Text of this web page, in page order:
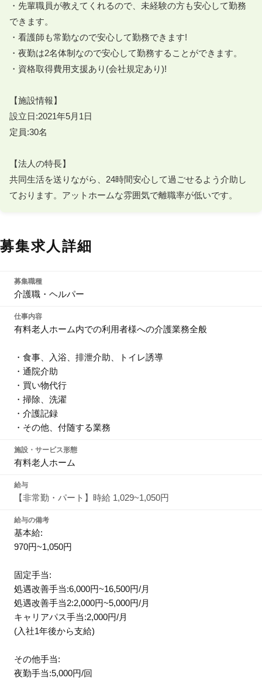
・先輩職員が教えてくれるので、未経験の方も安心して勤務
できます。
・看護師も常勤なので安心して勤務できます!
・夜勤は2名体制なので安心して勤務することができます。
・資格取得費用支援あり(会社規定あり)!
【施設情報】
設立日:2021年5月1日
定員:30名
【法人の特長】
共同生活を送りながら、24時間安心して過ごせるよう介助し
ております。アットホームな雰囲気で離職率が低いです。
募集求人詳細
募集職種
介護職・ヘルパー
仕事内容
有料老人ホーム内での利用者様への介護業務全般
・食事、入浴、排泄介助、トイレ誘導
・通院介助
・買い物代行
・掃除、洗濯
・介護記録
・その他、付随する業務
施設・サービス形態
有料老人ホーム
給与
【非常勤・パート】時給 1,029~1,050円
給与の備考
基本給:
970円~1,050円
固定手当:
処遇改善手当:6,000円~16,500円/月
処遇改善手当2:2,000円~5,000円/月
キャリアパス手当:2,000円/月
(入社1年後から支給)
その他手当:
夜勤手当:5,000円/回